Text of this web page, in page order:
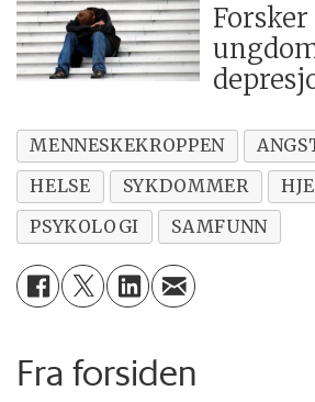
MENNESKEKROPPEN
HELSE
SYKDOMMER
PSYKOLOGI
SAMFUNN
Fra forsiden